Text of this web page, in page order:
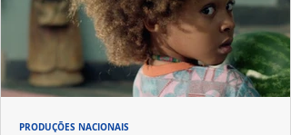
PRODUÇÕES NACIONAIS